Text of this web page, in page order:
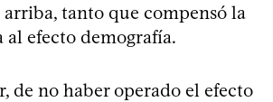
tanto que compensó la
al efecto demografía.
de no haber operado el efecto